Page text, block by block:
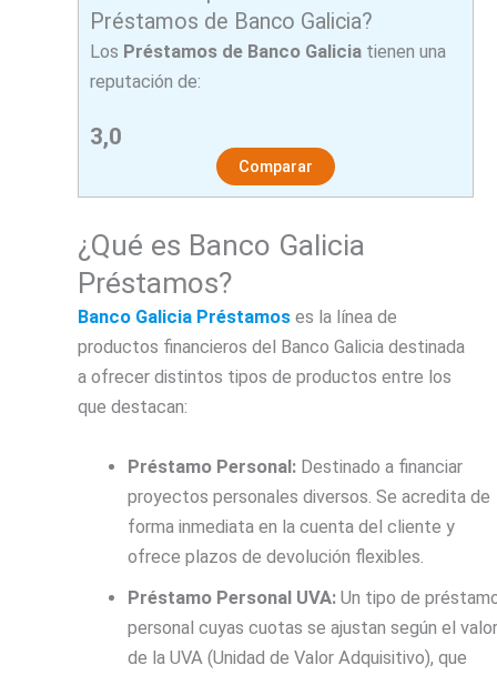
Préstamos de Banco Galicia?
Los Préstamos de Banco Galiciatienen una
reputación de:
3,0
Comparar
¿Qué es Banco Galicia
Préstamos?
Banco Galicia Préstamos es la línea de
productos financieros del Banco Galicia destinada
a ofrecer distintos tipos de productos entre los
que destacan:
Préstamo Personal:Destinado a financiar
proyectos personales diversos. Se acredita de
forma inmediata en la cuenta del cliente y
ofrece plazos de devolución flexibles.
Préstamo Personal UVA:Un tipo de
personal cuyas cuotas se ajustan según el valor
de la UVA (Unidad de Valor Adquisitivo), que